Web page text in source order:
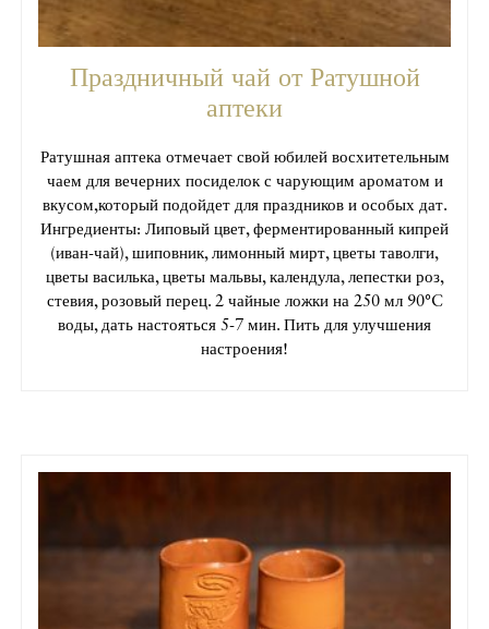
Праздничный чай от Ратушной
аптеки
Ратушная аптека отмечает свой юбилей восхитетельным
чаем для вечерних посиделок с чарующим ароматом и
вкусом,который подойдет для праздников и особых дат.
Ингредиенты: Липовый цвет, ферментированный кипрей
(иван-чай), шиповник, лимонный мирт, цветы таволги,
цветы василька, цветы мальвы, календула, лепестки роз,
стевия, розовый перец. 2 чайные ложки на 250 мл 90°C
воды, дать настояться 5-7 мин. Пить для улучшения
настроения!